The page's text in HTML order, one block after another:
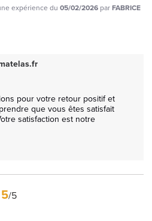
expérience du 05/02/2026 parFABRICE
pour votre retour positif et
que vous êtes satisfait
satisfaction est notre
5/5